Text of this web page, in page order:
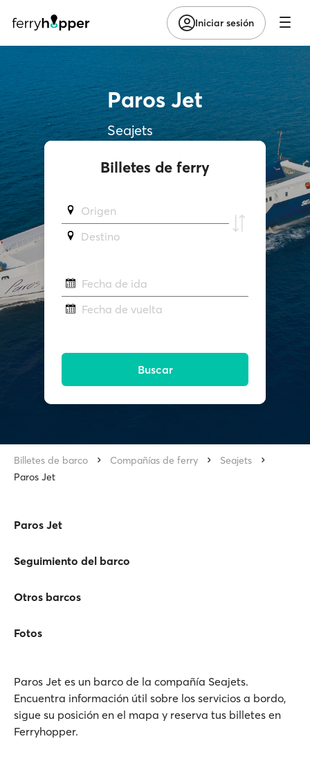
Iniciar sesión
Paros Jet
Seajets
Billetes de ferry
Origen
Destino
Fecha de ida
Fecha de vuelta
Buscar
Billetes de barco Compañías de ferry
Seajets
Paros Jet
Paros Jet
Seguimiento del barco
Otros barcos
Fotos
Paros Jet es un barco de la compañía Seajets.
Encuentra información útil sobre los servicios a bordo,
sigue su posición en el mapa y reserva tus billetes en
Ferryhopper.